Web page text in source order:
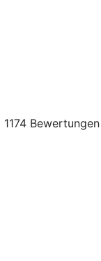
1174 Bewertungen